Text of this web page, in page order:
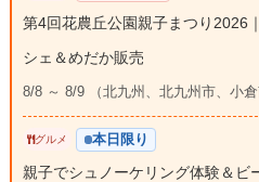
第4回花農丘公園親子まつり2026
シェ＆めだか販売
8/8 ～ 8/9 （北九州、北九州市、小倉
グルメ 本日限り
親子でシュノーケリング体験＆ビ